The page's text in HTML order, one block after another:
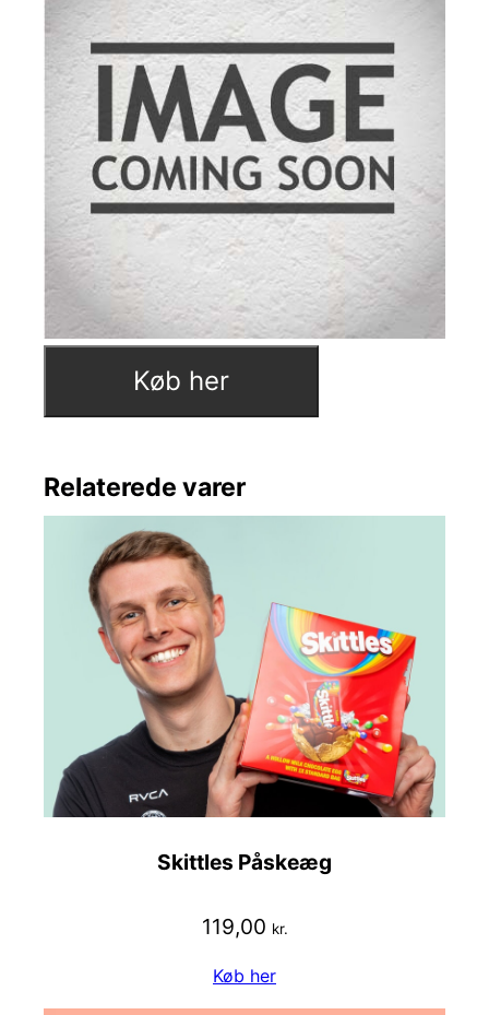
Køb her
Relaterede varer
Skittles Påskeæg
119,00 kr.
Køb her